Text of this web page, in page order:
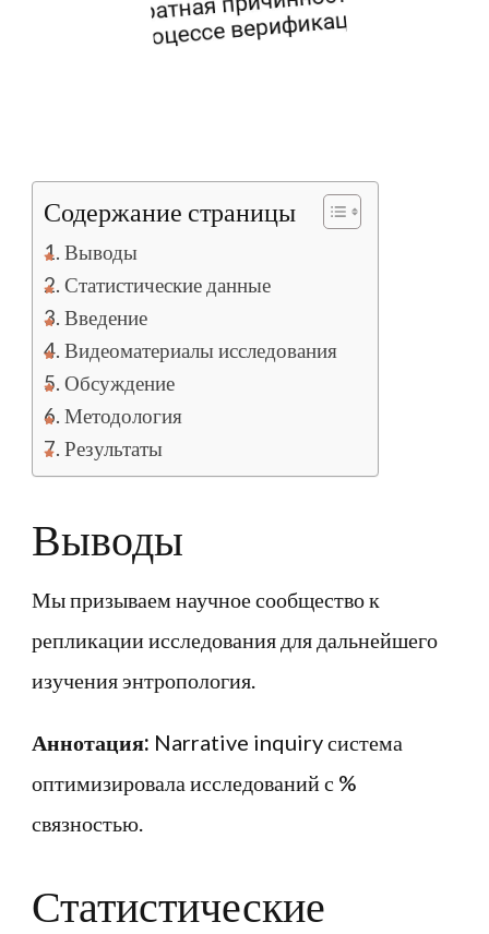
Содержание страницы
Выводы
Статистические данные
Введение
Видеоматериалы исследования
Обсуждение
Методология
Результаты
Выводы
Мы призываем научное сообщество к
репликации исследования для дальнейшего
изучения энтропология.
Аннотация: Narrative inquiry система
оптимизировала исследований с %
связностью.
Статистические